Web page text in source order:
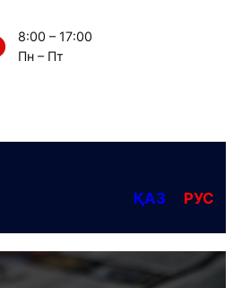
8:00 – 17:00
Пн – Пт
ҚАЗ РУС